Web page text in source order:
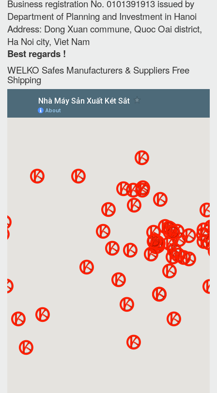
Business registration No. 0101391913 issued by
Department of Planning and Investment in Hanoi
Address: Dong Xuan commune, Quoc Oai district,
Ha Noi city, Viet Nam
Best regards !
WELKO Safes Manufacturers & Suppliers‎ Free
Shipping